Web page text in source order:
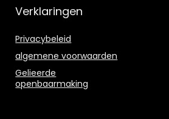
Verklaringen
Privacybeleid
algemene voorwaarden
Gelieerde
openbaarmaking